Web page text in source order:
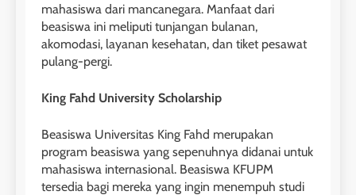
mahasiswa dari mancanegara. Manfaat dari
beasiswa ini meliputi tunjangan bulanan,
akomodasi, layanan kesehatan, dan tiket pesawat
pulang-pergi.
King Fahd University Scholarship
Beasiswa Universitas King Fahd merupakan
program beasiswa yang sepenuhnya didanai untuk
mahasiswa internasional. Beasiswa KFUPM
tersedia bagi mereka yang ingin menempuh studi